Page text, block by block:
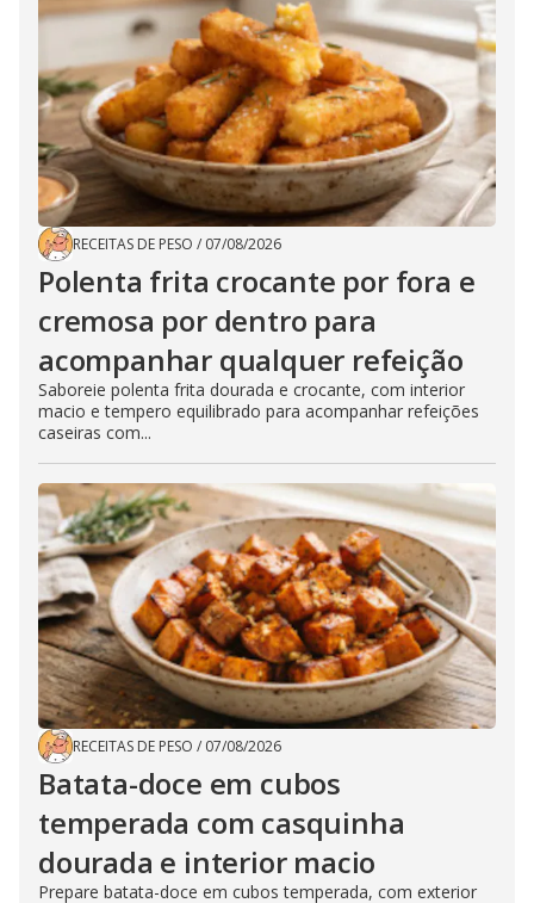
RECEITAS DE PESO / 07/08/2026
Polenta frita crocante por fora e
cremosa por dentro para
acompanhar qualquer refeição
Saboreie polenta frita dourada e crocante, com interior
macio e tempero equilibrado para acompanhar refeições
caseiras com...
RECEITAS DE PESO / 07/08/2026
Batata-doce em cubos
temperada com casquinha
dourada e interior macio
Prepare batata-doce em cubos temperada, com exterior